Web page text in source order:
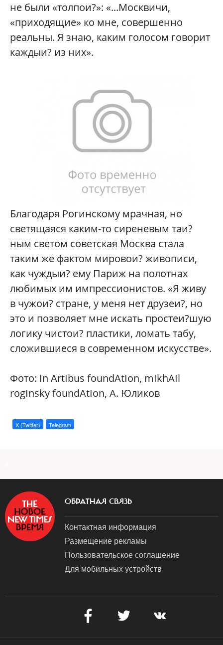
не были «толпои?»: «...Москвичи,
«приходящие» ко мне, совершенно
реальны. Я знаю, каким голосом говорит
каждыи? из них».
Благодаря Рогинскому мрачная, но
светящаяся каким-то сиреневым таи?
ным светом советская Москва стала
таким же фактом мировои? живописи,
как чуждыи? ему Париж на полотнах
любимых им импрессионистов. «Я живу
в чужои? стране, у меня нет друзеи?, но
это и позволяет мне искать простеи?шую
логику чистои? пластики, ломать табу,
сложившиеся в современном искусстве».
Фото: In ArtIbus foundAtIon, mIkhAIl
rogInsky foundAtIon, А. Юликов
X (Twitter) Telegram
ОБРАТНАЯ СВЯЗЬ
Контактная информация
Размещение рекламы
Пользовательское соглашение
Для мобильных устройств